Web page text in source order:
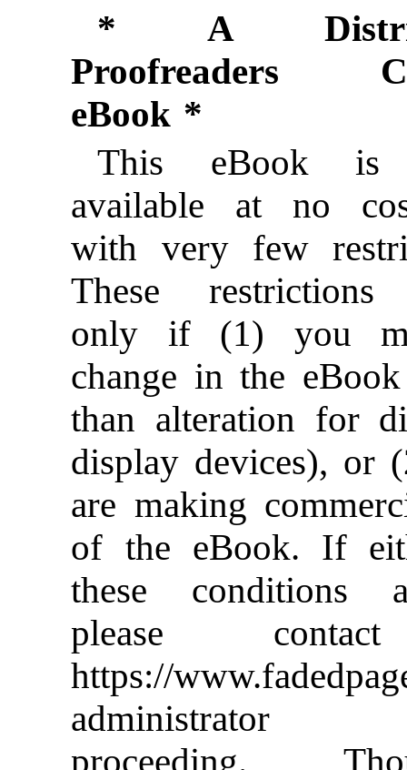
* A
Proofreaders
eBook *
This eBook is
available at no
with very few
These
only if (1) you
change in the
than alteration for
display devices), or
are making
of the eBook. If
these conditions
please
https://
administrator
proceeding.